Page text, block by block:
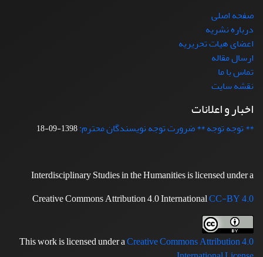
صفحه اصلی
درباره نشریه
اعضای هیات تحریریه
ارسال مقاله
تماس با ما
نقشه سایت
اخبار و اعلانات
** توجه توجه ** ضرورت توجه نویسندگان محترم:1398-09-18
Interdisciplinary Studies in the Humanities is licensed under a
Creative Commons Attribution 4.0 InternationalCC-BY 4.0
This work is licensed under aCreative Commons Attribution 4.0